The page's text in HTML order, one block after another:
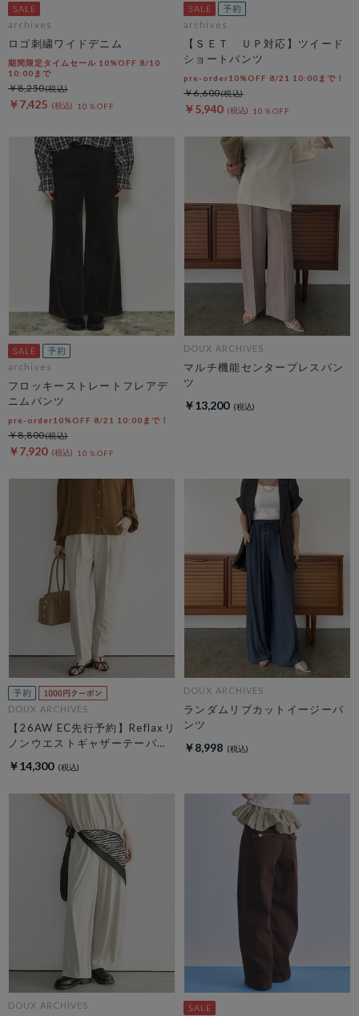
archives
ロゴ刺繍ワイドデニム
期間限定タイムセール 10%OFF 8/10
10:00まで
￥7,425 10％OFF
￥8,250
archives
【ＳＥＴ ＵＰ対応】ツイード
ショートパンツ
pre-order10%OFF 8/21 10:00まで！
￥5,940 10％OFF
￥6,600
archives
フロッキーストレートフレアデ
ニムパンツ
pre-order10%OFF 8/21 10:00まで！
￥7,920 10％OFF
￥8,800
DOUX ARCHIVES
マルチ機能センタープレスパン
ツ
￥13,200
DOUX ARCHIVES
【26AW EC先行予約】Reflaxリ
ノンウエストギャザーテーパー
￥14,300
DOUX ARCHIVES
ランダムリブカットイージーパ
ンツ
￥8,998
DOUX ARCHIVES